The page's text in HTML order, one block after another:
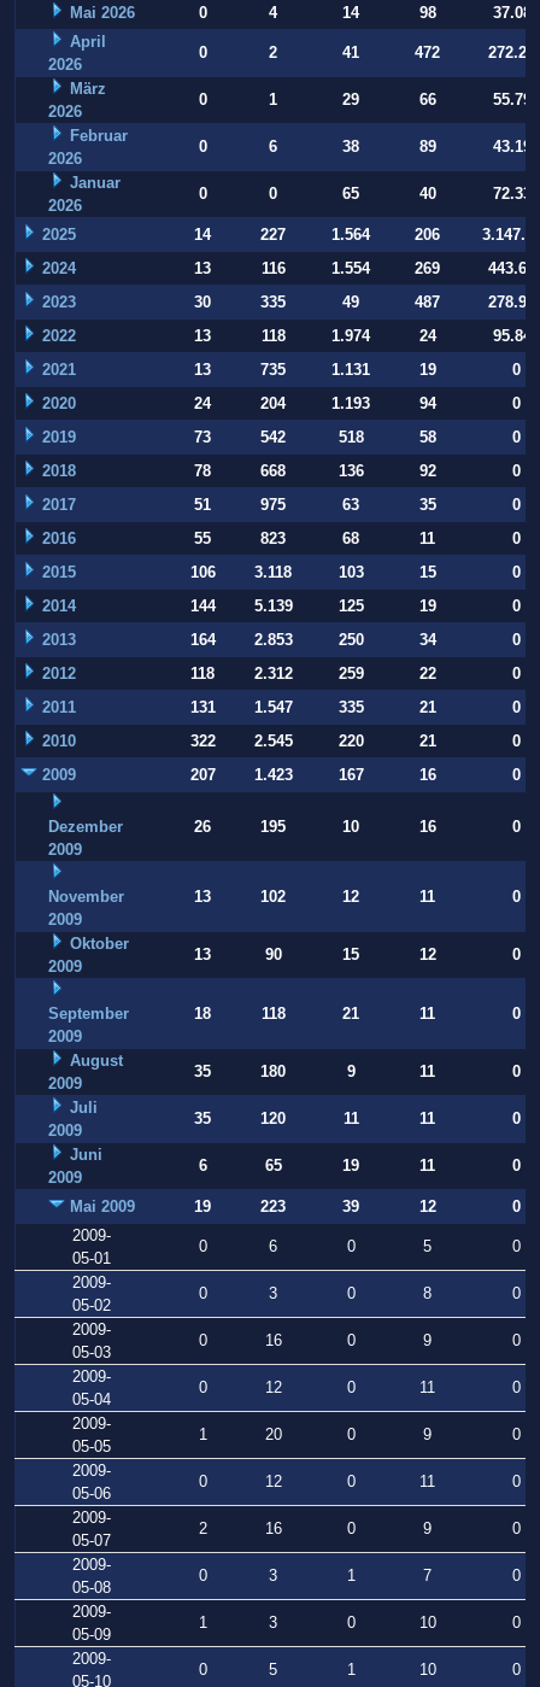
Mai 2026 0 4 14 98
37.084
April
2026
0 2 41 472
März
2026
0 1 29 66
55.794
Februar
2026
0 6 38 89
43.197
Januar
2026
0 0 65 40 72.332
2025 14 227 1.564 206
2024
13 116 1.554 269
2023
30 335 49 487
2022
13 118 1.974 24
95.847
2021
13 735 1.131 19
0
2020
24 204 1.193 94
0
2019
73 542 518 58
0
2018
78 668 136 92
0
2017
51 975 63 35
0
2016
55 823 68 11
0
2015
106 3.118 103 15
0
2014
144 5.139 125 19
0
2013
164 2.853 250 34
0
2012
118 2.312 259 22
0
2011
131 1.547 335 21
0
2010
322 2.545 220 21
0
2009
207 1.423 167 16 0
Dezember
2009
26 195 10 16 0
November
2009
13 102 12 11 0
Oktober
2009
13 90 15 12 0
September
2009
18 118 21 11 0
August
2009
35 180 9 11
0
Juli
2009
35 120 11 11
0
Juni
2009
6 65 19 11 0
Mai 2009 19 223 39 12
0
2009-
05-01
0 6 0 5
0
2009-
05-02
0 3 0 8
0
2009-
05-03
0 16 0 9
0
2009-
05-04
0 12 0 11
0
2009-
05-05
1 20 0 9
0
2009-
05-06
0 12 0 11
0
2009-
05-07
2 16 0 9
0
2009-
05-08
0 3 1 7
0
2009-
05-09
1 3 0 10
0
2009-
05-10
0 5 1 10
0